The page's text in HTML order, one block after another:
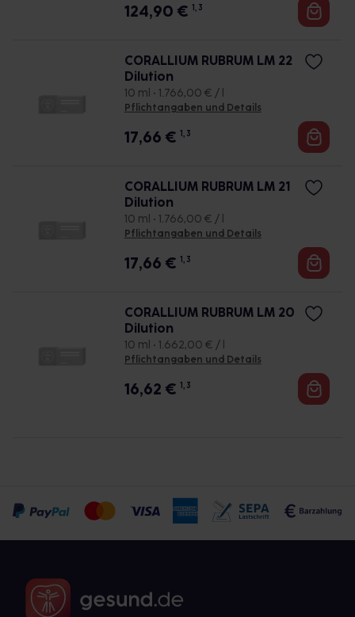
124,90 € 1, 3
CORALLIUM RUBRUM LM 22
Dilution
10 ml • 1.766,00 € / l
Pflichtangaben und Details
17,66 € 1, 3
CORALLIUM RUBRUM LM 21
Dilution
10 ml • 1.766,00 € / l
Pflichtangaben und Details
17,66 € 1, 3
CORALLIUM RUBRUM LM 20
Dilution
10 ml • 1.662,00 € / l
Pflichtangaben und Details
16,62 € 1, 3